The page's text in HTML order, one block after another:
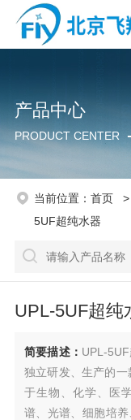
产品中心
PRODUCT CENTER
当前位置： 首页 >
5UF超纯水器
UPL-5UF超纯
简要描述： UPL-
独立研发、生产的
于生物、化学、医
谱、光谱、细胞培